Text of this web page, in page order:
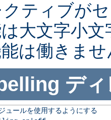
ティブが
大文字小
は働きませ
デ
ュールを使用するようにする